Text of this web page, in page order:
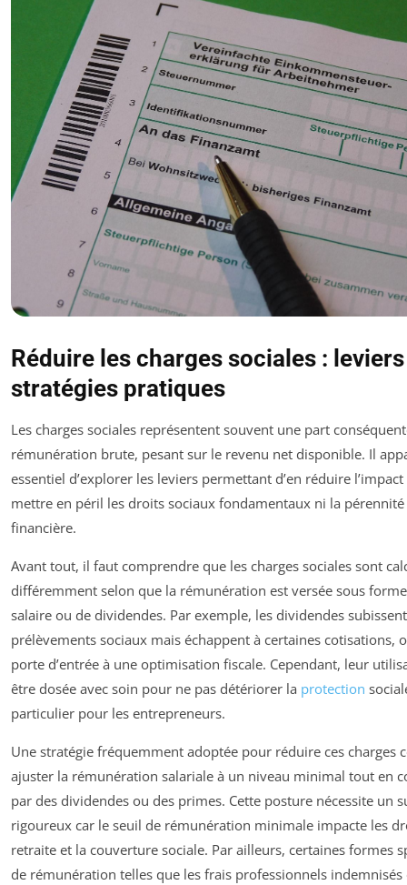
Réduire les charges sociales :
stratégies pratiques
Les charges sociales représentent souvent une part
rémunération brute, pesant sur le revenu net disponible. Il
essentiel d’explorer les leviers permettant d’en réduire l’impact
mettre en péril les droits sociaux fondamentaux ni la pérennité
financière.
Avant tout, il faut comprendre que les charges sociales sont
différemment selon que la rémunération est versée sous
salaire ou de dividendes. Par exemple, les dividendes
prélèvements sociaux mais échappent à certaines cotisations,
porte d’entrée à une optimisation fiscale. Cependant, leur
être dosée avec soin pour ne pas détériorer la protection
particulier pour les entrepreneurs.
Une stratégie fréquemment adoptée pour réduire ces charges
ajuster la rémunération salariale à un niveau minimal tout en
par des dividendes ou des primes. Cette posture nécessite un
rigoureux car le seuil de rémunération minimale impacte les
retraite et la couverture sociale. Par ailleurs, certaines formes
de rémunération telles que les frais professionnels indemnisés